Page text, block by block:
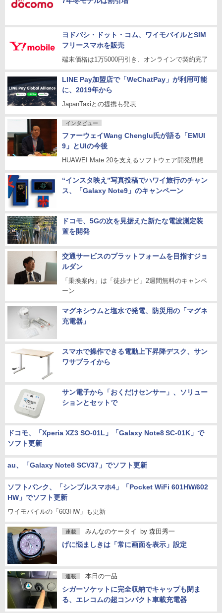
ヨドバシ・ドット・コム、ワイモバイルとSIM
フリースマホを販売
端末価格は1万5000円引き、オンラインで契約完了
LINE Pay加盟店で「WeChatPay」が利用可能
に、2019年から
JapanTaxiとの提携も発表
インタビュー
ファーウェイWang Chenglu氏が語る「EMUI
9」とUIの今後
HUAWEI Mate 20を支えるソフトウェア開発思想
“インスタ映え”写真投稿でハワイ旅行のチャン
ス、「Galaxy Note9」のキャンペーン
ドコモ、5Gの次を見据えた新たな電波測定装
置を開発
交通サービスのプラットフォームを目指すジョ
ルダン
「乗換案内」は「徒歩ナビ」2週間無料のキャンペ
ーン
マグネシウムと塩水で発電、防災用の「マグネ
充電器」
スマホで操作できる電動上下昇降デスク、サン
ワサプライから
サン電子から「おくだけセンサー」、ソリュー
ションとセットで
ドコモ、「Xperia XZ3 SO-01L」「Galaxy Note8 SC-01K」で
ソフト更新
au、「Galaxy Note8 SCV37」でソフト更新
ソフトバンク、「シンプルスマホ4」「Pocket WiFi 601HW/602
HW」でソフト更新
ワイモバイルの「603HW」も更新
連載 みんなのケータイ by 森田秀一
げに悩ましきは「常に画面を表示」設定
連載 本日の一品
シガーソケットに完全収納でキャップも閉ま
る、エレコムの超コンパクト車載充電器